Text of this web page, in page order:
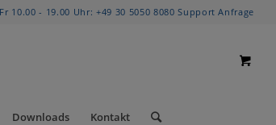
10.00 - 19.00 Uhr: +49 30 5050 8080 Support Anfrage
Downloads Kontakt